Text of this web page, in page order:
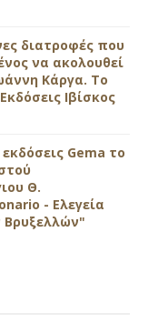
διατροφές που
να ακολουθεί
Κάργα. Το
Ιβίσκος
Gema το
Θ.
- Ελεγεία